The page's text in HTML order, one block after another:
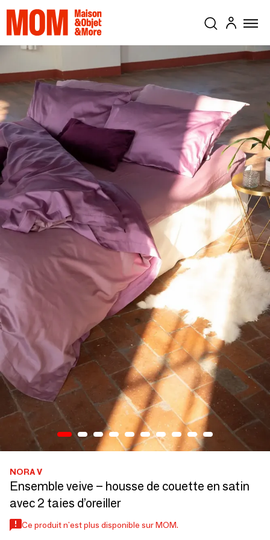
NORA V
Ensemble veive – housse de couette en satin
avec 2 taies d’oreiller
Ce produit n'est plus disponible sur MOM.